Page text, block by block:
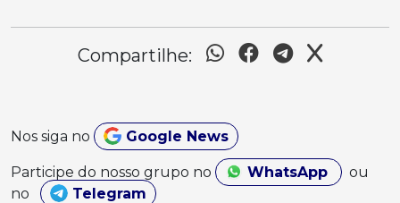
Compartilhe:
Nos siga no Google News
Participe do nosso grupo no WhatsApp
ou
no
Telegram